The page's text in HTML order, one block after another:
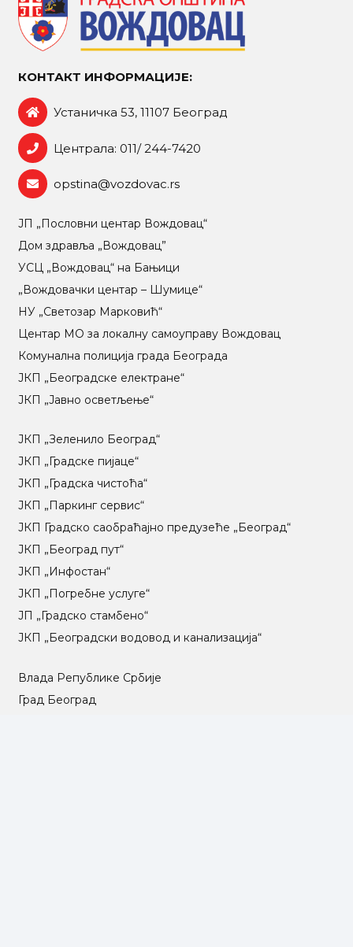
КОНТАКТ ИНФОРМАЦИЈЕ:
Устаничка 53, 11107 Београд
Централа: 011/ 244-7420
opstina@vozdovac.rs
ЈП „Пословни центар Вождовац“
Дом здравља „Вождовац”
УСЦ „Вождовац“ на Бањици
„Вождовачки центар – Шумице“
НУ „Светозар Марковић“
Центар МO за локалну самоуправу Вождовац
Комунална полиција града Београда
ЈКП „Београдске електране“
ЈКП „Јавно осветљење“
ЈКП „Зеленило Београд“
ЈКП „Градске пијаце“
ЈКП „Градска чистоћа“
ЈКП „Паркинг сервис“
ЈКП Градско саобраћајно предузеће „Београд“
ЈКП „Београд пут“
ЈКП „Инфостан“
ЈКП „Погребне услуге“
ЈП „Градско стамбено“
ЈКП „Београдски водовод и канализација“
Влада Републике Србије
Град Београд